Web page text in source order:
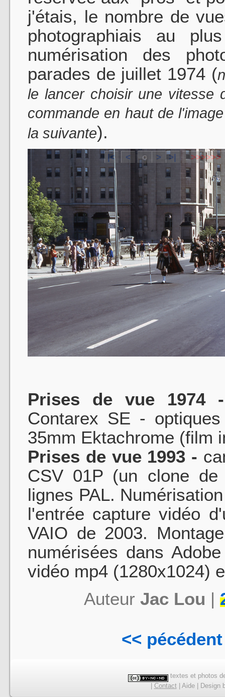
j'étais, le nombre de
photographiais au
numérisation des
parades de juillet 1974 (
le lancer choisir une vitesse
commande en haut de
la suivante).
|< < o > >| >>>>>>
Prises de vue 1974 -
Contarex SE -
35mm Ektachrome (film
Prises de vue 1993 -
CSV 01P (un clone
lignes PAL.
l'entrée capture vidéo
VAIO de 2003.
numérisées dans
vidéo mp4 (1280x1024)
AuteurJac Lou |
<< pécédent
textes et photos
Contact| Aide| Design